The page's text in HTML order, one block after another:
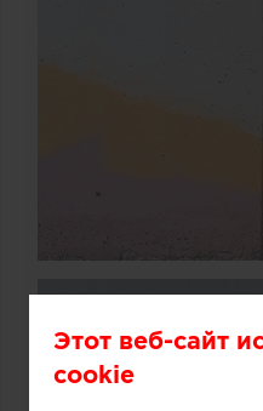
Этот веб-сайт
cookie